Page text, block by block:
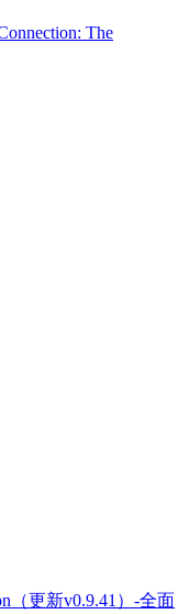
The